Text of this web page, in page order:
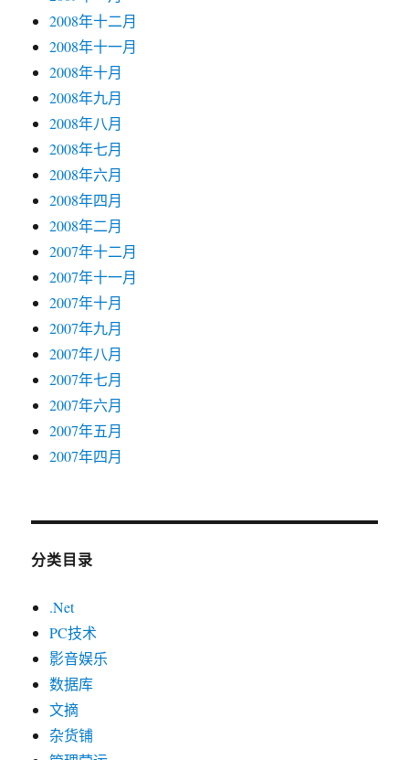
2008年十二月
2008年十一月
2008年十月
2008年九月
2008年八月
2008年七月
2008年六月
2008年四月
2008年二月
2007年十二月
2007年十一月
2007年十月
2007年九月
2007年八月
2007年七月
2007年六月
2007年五月
2007年四月
分类目录
.Net
PC技术
影音娱乐
数据库
文摘
杂货铺